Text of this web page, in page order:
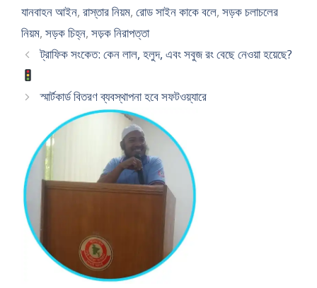
যানবাহন আইন, রাস্তার নিয়ম, রোড সাইন কাকে বলে, সড়ক চলাচলের
নিয়ম, সড়ক চিহ্ন, সড়ক নিরাপত্তা
ট্রাফিক সংকেত: কেন লাল, হলুদ, এবং সবুজ রং বেছে নেওয়া হয়েছে?
স্মার্টকার্ড বিতরণ ব্যবস্থাপনা হবে সফটওয়্যারে